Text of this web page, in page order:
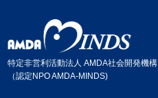
特定非営利活動法人 AMDA社会開発機構
（認定NPO AMDA-MINDS)